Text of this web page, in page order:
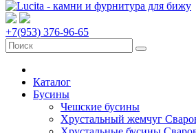
+7(953) 376-96-65
Каталог
Бусины
Чешские бусины
Хрустальный жемчуг